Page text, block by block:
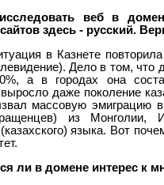
веб в
здесь - русский.
в Казнете
Дело в том, что
а в городах она
даже поколение
массовую эмиграцию
из Монголии,
(казахского) языка. Вот
ли в домене интерес к